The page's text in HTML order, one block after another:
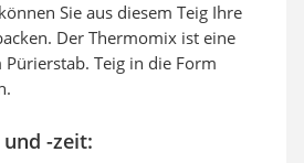
Sie aus diesem Teig Ihre
Der Thermomix ist eine
Teig in die Form
-zeit: